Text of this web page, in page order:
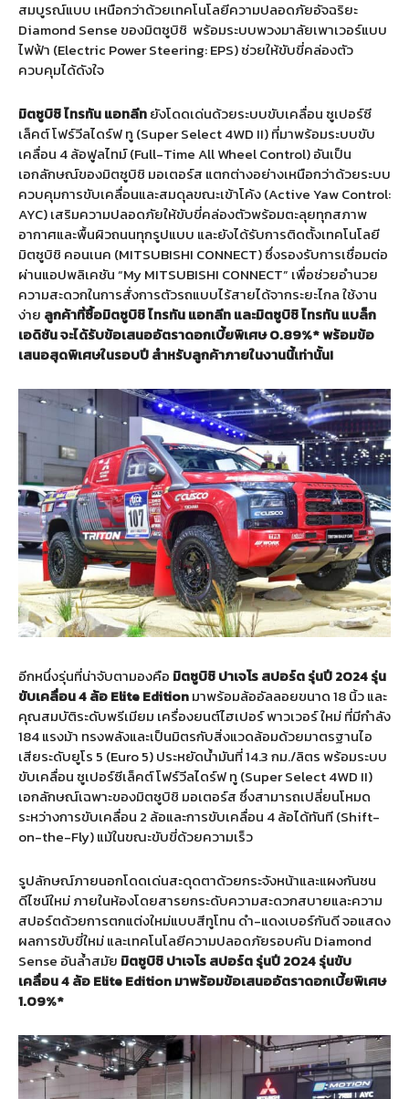
สมบูรณ์แบบ เหนือกว่าด้วยเทคโนโลยีความปลอดภัยอัจฉริยะ
Diamond Sense ของมิตซูบิชิ พร้อมระบบพวงมาลัยเพาเวอร์แบบ
ไฟฟ้า (Electric Power Steering: EPS) ช่วยให้ขับขี่คล่องตัว
ควบคุมได้ดังใจ
มิตซูบิชิไทรทันแอทลีทยังโดดเด่นด้วยระบบขับเคลื่อน ซูเปอร์ซี
เล็คต์ โฟร์วีลไดร์ฟ ทู (Super Select 4WD II) ที่มาพร้อมระบบขับ
เคลื่อน 4 ล้อฟูลไทม์ (Full-Time All Wheel Control) อันเป็น
เอกลักษณ์ของมิตซูบิชิ มอเตอร์ส แตกต่างอย่างเหนือกว่าด้วยระบบ
ควบคุมการขับเคลื่อนและสมดุลขณะเข้าโค้ง (Active Yaw Control:
AYC) เสริมความปลอดภัยให้ขับขี่คล่องตัวพร้อมตะลุยทุกสภาพ
อากาศและพื้นผิวถนนทุกรูปแบบ และยังได้รับการติดตั้งเทคโนโลยี
มิตซูบิชิ คอนเนค (MITSUBISHI CONNECT) ซึ่งรองรับการเชื่อมต่อ
ผ่านแอปพลิเคชัน “My MITSUBISHI CONNECT” เพื่อช่วยอำนวย
ความสะดวกในการสั่งการตัวรถแบบไร้สายได้จากระยะไกล ใช้งาน
ง่าย ลูกค้าที่ซื้อมิตซูบิชิไทรทันแอทลีทและมิตซูบิชิไทรทันแบล็ก
เอดิชันจะได้รับข้อเสนออัตราดอกเบี้ยพิเศษ0.89%*พร้อมข้อ
เสนอสุดพิเศษในรอบปีสำหรับลูกค้าภายในงานนี้เท่านั้น!
อีกหนึ่งรุ่นที่น่าจับตามองคือ มิตซูบิชิปาเจโรสปอร์ตรุ่นปี2024รุ่น
ขับเคลื่อน4ล้อElite Editionมาพร้อมล้ออัลลอยขนาด 18 นิ้ว และ
คุณสมบัติระดับพรีเมียม เครื่องยนต์ไฮเปอร์ พาวเวอร์ ใหม่ ที่มีกำลัง
184 แรงม้า ทรงพลังและเป็นมิตรกับสิ่งแวดล้อมด้วยมาตรฐานไอ
เสียระดับยูโร 5 (Euro 5) ประหยัดน้ำมันที่ 14.3 กม./ลิตร พร้อมระบบ
ขับเคลื่อน ซูเปอร์ซีเล็คต์ โฟร์วีลไดร์ฟ ทู (Super Select 4WD II)
เอกลักษณ์เฉพาะของมิตซูบิชิ มอเตอร์ส ซึ่งสามารถเปลี่ยนโหมด
ระหว่างการขับเคลื่อน 2 ล้อและการขับเคลื่อน 4 ล้อได้ทันที (Shift-
on-the-Fly) แม้ในขณะขับขี่ด้วยความเร็ว
รูปลักษณ์ภายนอกโดดเด่นสะดุดตาด้วยกระจังหน้าและแผงกันชน
ดีไซน์ใหม่ ภายในห้องโดยสารยกระดับความสะดวกสบายและความ
สปอร์ตด้วยการตกแต่งใหม่แบบสีทูโทน ดำ-แดงเบอร์กันดี จอแสดง
ผลการขับขี่ใหม่ และเทคโนโลยีความปลอดภัยรอบคัน Diamond
Sense อันล้ำสมัย มิตซูบิชิปาเจโรสปอร์ตรุ่นปี2024รุ่นขับ
เคลื่อน4ล้อElite Editionมาพร้อมข้อเสนออัตราดอกเบี้ยพิเศษ
1.09%*